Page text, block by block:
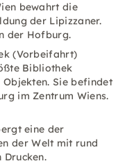
bewahrt die
der Lipizzaner.
der Hofburg.
(Vorbeifahrt)
Bibliothek
Sie befindet
im Zentrum Wiens.
eine der
der Welt mit rund
Drucken.